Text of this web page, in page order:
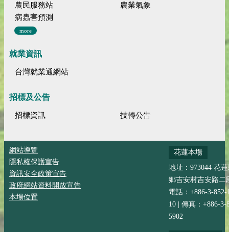
農民服務站
農業氣象
病蟲害預測
more
就業資訊
台灣就業通網站
招標及公告
招標資訊 技轉公告
網站導覽
隱私權保護宣告
資訊安全政策宣告
政府網站資料開放宣告
本場位置
花蓮本場
地址：973044 花
鄉吉安村吉安路二
電話：+886-3-852-
10 | 傳真：+886-3-
5902